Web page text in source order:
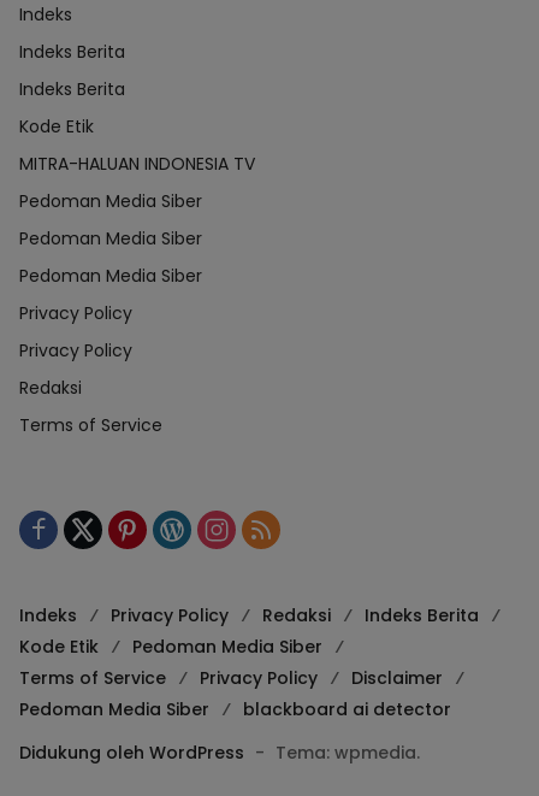
Indeks
Indeks Berita
Indeks Berita
Kode Etik
MITRA-HALUAN INDONESIA TV
Pedoman Media Siber
Pedoman Media Siber
Pedoman Media Siber
Privacy Policy
Privacy Policy
Redaksi
Terms of Service
Indeks Privacy Policy Redaksi
Indeks Berita
Kode Etik
Pedoman Media Siber
Terms of Service
Privacy Policy
Disclaimer
Pedoman Media Siber
blackboard ai detector
Didukung oleh WordPress - Tema: wpmedia.